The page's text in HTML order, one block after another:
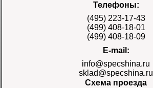
E-3/L-3 TT Naaats
Цена 48000 руб.
Телефоны:
(495) 223-17-43
(499) 408-18-01
(499) 408-18-09
E-mail:
info@specshina.ru
sklad@specshina.ru
Схема проезда